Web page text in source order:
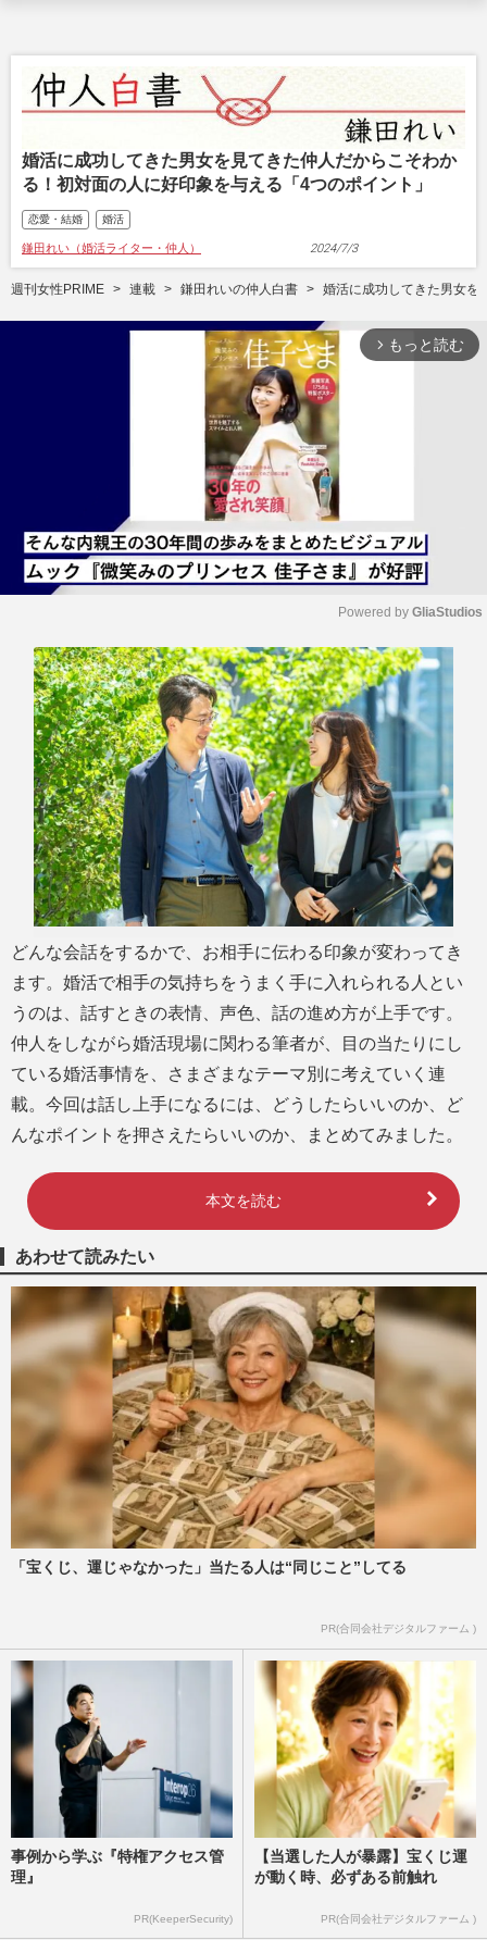
婚活に成功してきた男女を見てきた仲人だからこそわか
る！初対面の人に好印象を与える「4つのポイント」
恋愛・結婚 婚活
鎌田れい（婚活ライター・仲人） 2024/7/3
週刊女性PRIME 連載 鎌田れいの仲人白書 婚活に成功してきた男女を
arrow_forward_ios もっと読む
M
u
e
Powered by GliaStudios
どんな会話をするかで、お相手に伝わる印象が変わってき
ます。婚活で相手の気持ちをうまく手に入れられる人とい
うのは、話すときの表情、声色、話の進め方が上手です。
仲人をしながら婚活現場に関わる筆者が、目の当たりにし
ている婚活事情を、さまざまなテーマ別に考えていく連
載。今回は話し上手になるには、どうしたらいいのか、ど
んなポイントを押さえたらいいのか、まとめてみました。
本文を読む
あわせて読みたい
「宝くじ、運じゃなかった」当たる人は“同じこと”してる
PR(合同会社デジタルファーム )
事例から学ぶ『特権アクセス管
理』
PR(KeeperSecurity)
【当選した人が暴露】宝くじ運
が動く時、必ずある前触れ
PR(合同会社デジタルファーム )